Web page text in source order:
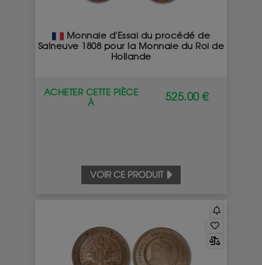
Monnaie d'Essai du procédé de
Salneuve 1808 pour la Monnaie du Roi de
Hollande
ACHETER CETTE PIÈCE
À
525.00 €
VOIR CE PRODUIT